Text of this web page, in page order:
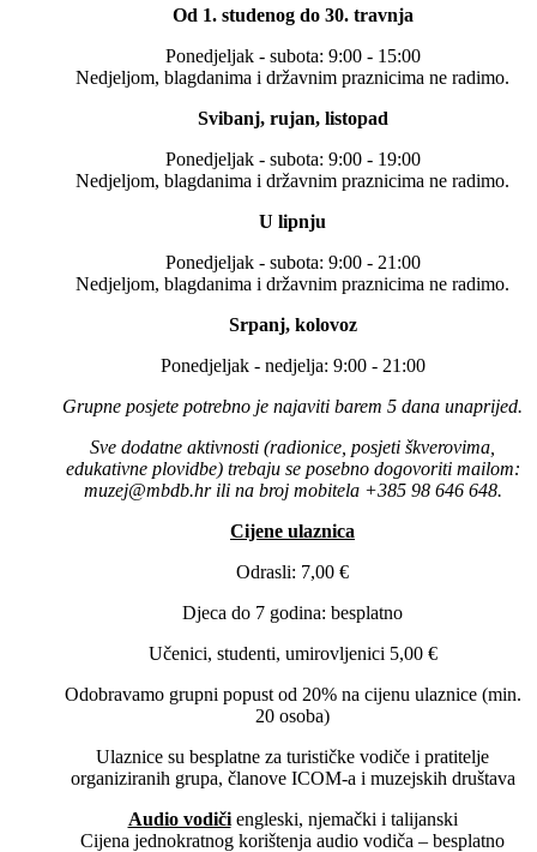
Od 1. studenog do 30. travnja
Ponedjeljak - subota: 9:00 - 15:00
Nedjeljom, blagdanima i državnim praznicima ne radimo.
Svibanj, rujan, listopad
Ponedjeljak - subota: 9:00 - 19:00
Nedjeljom, blagdanima i državnim praznicima ne radimo.
U lipnju
Ponedjeljak - subota: 9:00 - 21:00
Nedjeljom, blagdanima i državnim praznicima ne radimo.
Srpanj, kolovoz
Ponedjeljak - nedjelja: 9:00 - 21:00
Grupne posjete potrebno je najaviti barem 5 dana unaprijed.
Sve dodatne aktivnosti (radionice, posjeti škverovima,
edukativne plovidbe) trebaju se posebno dogovoriti mailom:
muzej@mbdb.hr ili na broj mobitela +385 98 646 648.
Cijene ulaznica
Odrasli: 7,00 €
Djeca do 7 godina: besplatno
Učenici, studenti, umirovljenici 5,00 €
Odobravamo grupni popust od 20% na cijenu ulaznice (min.
20 osoba)
Ulaznice su besplatne za turističke vodiče i pratitelje
organiziranih grupa, članove ICOM-a i muzejskih društava
Audio vodičiengleski, njemački i talijanski
Cijena jednokratnog korištenja audio vodiča – besplatno